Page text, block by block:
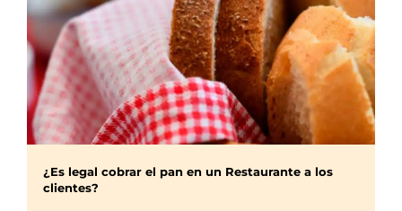
¿Es legal cobrar el pan en un Restaurante a los
clientes?